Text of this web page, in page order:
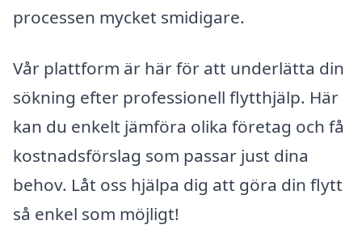
processen mycket smidigare.
Vår plattform är här för att underlätta din
sökning efter professionell flytthjälp. Här
kan du enkelt jämföra olika företag och få
kostnadsförslag som passar just dina
behov. Låt oss hjälpa dig att göra din flytt
så enkel som möjligt!